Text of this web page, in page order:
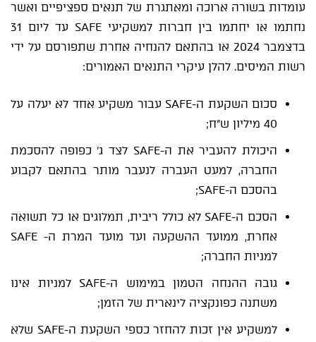
עומדות בשורה ארוכה ומאתגרת של תנאים ספציפיים ואשר
נחתמו או יחתמו בין חברות למשקיעי SAFE עד ליום 31
בדצמבר 2024 או בהתאם להנחיה אחרת שתפורסם על ידי
רשות המיסים. להלן עיקרי התנאים האמורים:
סכום השקעת ה-SAFE עבור משקיע אחד לא יעלה על
40 מיליון ש"ח;
היכולת להעביר את ה-SAFE לצד ג' כפופה להסכמת
החברה, למעט העברה לנעבר מותר בהתאם לקבוע
בהסכם ה-SAFE;
הסכם ה-SAFE לא כולל ריבית, תמלוגים או כל תשואה
אחרת, ממועד ההשקעה ועד מועד המרת ה- SAFE
למניות החברה;
גובה ההנחה הטמון במימוש ה-SAFE למניות אינו
משתנה כפונקציה לינארית של הזמן;
למשקיע אין זכות להחזר כספי השקעת ה-SAFE שלא